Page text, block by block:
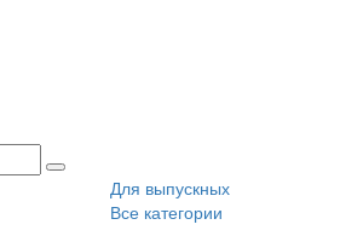
Для выпускных
Все категории